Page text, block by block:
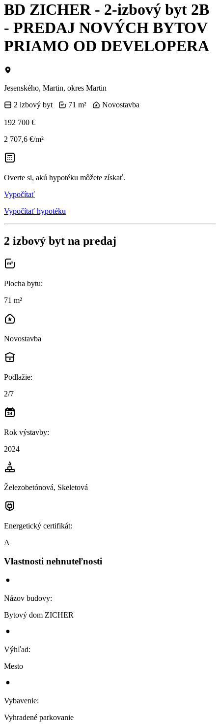
BD ZICHER - 2-izbový byt 2B
- PREDAJ NOVÝCH BYTOV
PRIAMO OD DEVELOPERA
Jesenského, Martin, okres Martin
2 izbový byt
71 m² Novostavba
192 700 €
2 707,6 €/m²
Overte si, akú hypotéku môžete získať.
Vypočítať
Vypočítať hypotéku
2 izbový byt na predaj
Plocha bytu:
71 m²
Novostavba
Podlažie:
2/7
Rok výstavby:
2024
Železobetónová, Skeletová
Energetický certifikát:
A
Vlastnosti nehnuteľnosti
Názov budovy:
Bytový dom ZICHER
Výhľad:
Mesto
Vybavenie:
Vyhradené parkovanie